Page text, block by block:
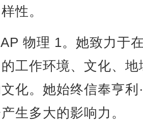
性。
物理 1。她致力于
工作环境、文化、
化。她始终信奉亨
生多大的影响力。